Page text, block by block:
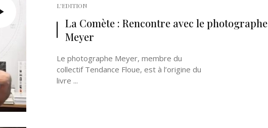
L'EDITION
La Comète : Rencontre avec le photographe
Meyer
Le photographe Meyer, membre du
collectif Tendance Floue, est à l’origine du
livre ...